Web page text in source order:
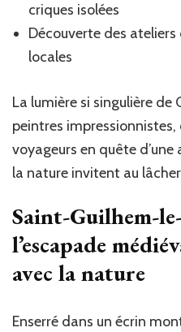
criques isolées
Découverte des ateliers
locales
La lumière si singulière de
peintres impressionnistes,
voyageurs en quête
la nature invitent au
Saint-Guilhem-
l’escapade
avec la nature
Enserré dans un écrin